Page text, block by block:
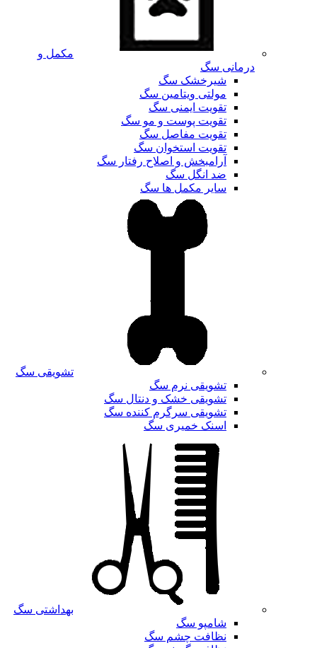
مکمل و
درمانی سگ
شیرخشک سگ
مولتی ویتامین سگ
تقویت ایمنی سگ
تقویت پوست و مو سگ
تقویت مفاصل سگ
تقویت استخوان سگ
آرامبخش و اصلاح رفتار سگ
ضد انگل سگ
سایر مکمل ها سگ
تشویقی سگ
تشویقی نرم سگ
تشویقی خشک و دنتال سگ
تشویقی سرگرم کننده سگ
اسنک خمیری سگ
بهداشتی سگ
شامپو سگ
نظافت چشم سگ